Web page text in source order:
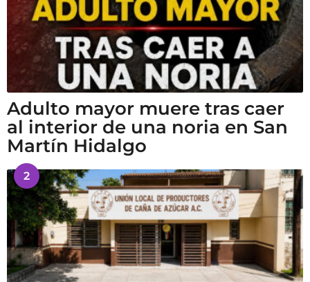
Adulto mayor muere tras caer
al interior de una noria en San
Martín Hidalgo
2